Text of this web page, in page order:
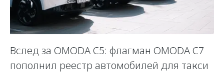
Вслед за OMODA C5: флагман OMODA C7
пополнил реестр автомобилей для такси